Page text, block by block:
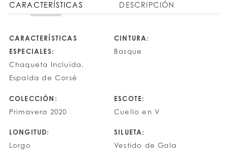
CARACTERÍSTICAS DESCRIPCIÓN
CARACTERÍSTICAS
ESPECIALES:
Chaqueta Incluida,
Espalda de Corsé
CINTURA:
Basque
COLECCIÓN:
Primavera 2020
ESCOTE:
Cuello en V
LONGITUD:
Lorgo
SILUETA:
Vestido de Gala